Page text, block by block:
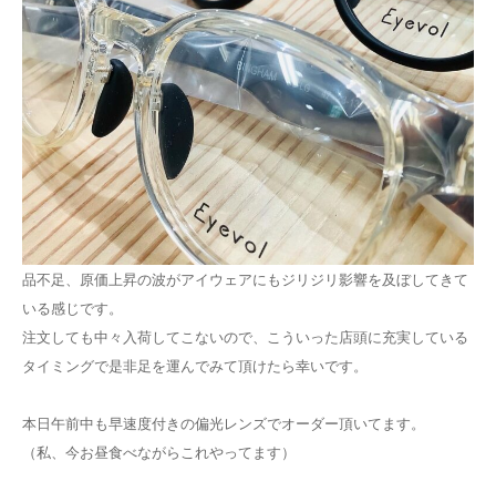
品不足、原価上昇の波がアイウェアにもジリジリ影響を及ぼしてきて
いる感じです。
注文しても中々入荷してこないので、こういった店頭に充実している
タイミングで是非足を運んでみて頂けたら幸いです。
本日午前中も早速度付きの偏光レンズでオーダー頂いてます。
（私、今お昼食べながらこれやってます）